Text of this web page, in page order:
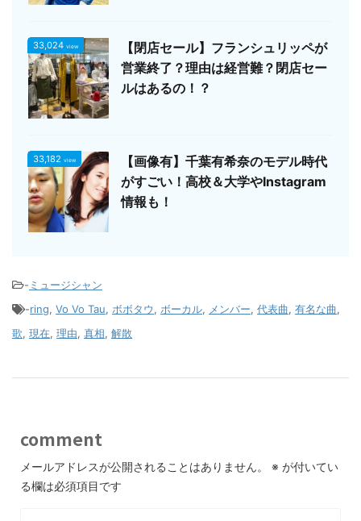
33,024 view
【閉店セール】フランシュリッペが
営業終了？理由は経営難？閉店セー
ルはあるの！？
33,182 view
【画像有】千葉有希奈のモデル時代
がすごい！高校＆大学やInstagram
情報も！
- ミュージシャン
-ring, Vo Vo Tau, ボボタウ, ボーカル, メンバー, 代表曲, 有名な曲,
歌, 現在, 理由, 真相, 解散
comment
メールアドレスが公開されることはありません。 ※ が付いてい
る欄は必須項目です